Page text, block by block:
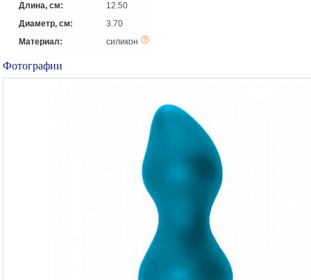
Длина, см:
12.50
Диаметр, см:
3.70
Материал:
силикон
Фотографии